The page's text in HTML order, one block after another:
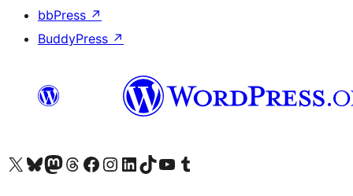
bbPress ↗
BuddyPress ↗
Visita la cuenta de X (anteriormente Twitter)
Visita a nosa conta de Bluesky
Visita a nosa conta de Mastodon
Visita a nosa conta de Threads
Visita a nosa páxina de Facebook
Visita a nosa conta de Instagram
Visita a nosa conta de LinkedIn
Visita a nosa conta de TikTok
Visita a nosa canle de YouTube
Visita a nosa conta de Tumblr